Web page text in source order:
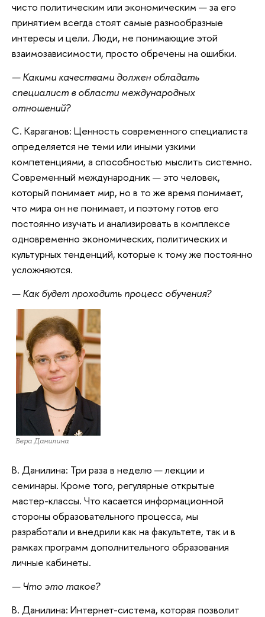
чисто политическим или экономическим — за его
принятием всегда стоят самые разнообразные
интересы и цели. Люди, не понимающие этой
взаимозависимости, просто обречены на ошибки.
— Какими качествами должен обладать
специалист в области международных
отношений?
С. Караганов: Ценность современного специалиста
определяется не теми или иными узкими
компетенциями, а способностью мыслить системно.
Современный международник — это человек,
который понимает мир, но в то же время понимает,
что мира он не понимает, и поэтому готов его
постоянно изучать и анализировать в комплексе
одновременно экономических, политических и
культурных тенденций, которые к тому же постоянно
усложняются.
— Как будет проходить процесс обучения?
Вера Данилина
В. Данилина: Три раза в неделю — лекции и
семинары. Кроме того, регулярные открытые
мастер-классы. Что касается информационной
стороны образовательного процесса, мы
разработали и внедрили как на факультете, так и в
рамках программ дополнительного образования
личные кабинеты.
— Что это такое?
В. Данилина: Интернет-система, которая позволит